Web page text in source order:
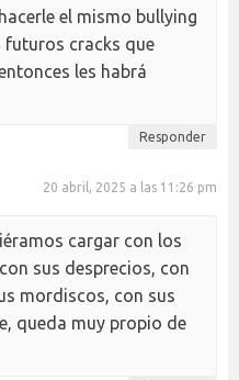
el mismo bullying
cracks que
les habrá
Responder
20 abril, 2025 a las 11:26 pm
cargar con los
sus desprecios, con
mordiscos, con sus
queda muy propio de